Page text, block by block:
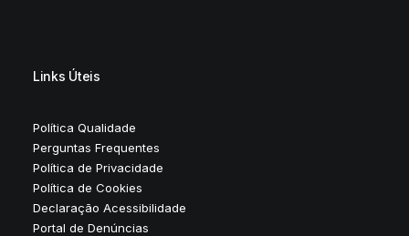
Links Úteis
Política Qualidade
Perguntas Frequentes
Política de Privacidade
Política de Cookies
Declaração Acessibilidade
Portal de Denúncias